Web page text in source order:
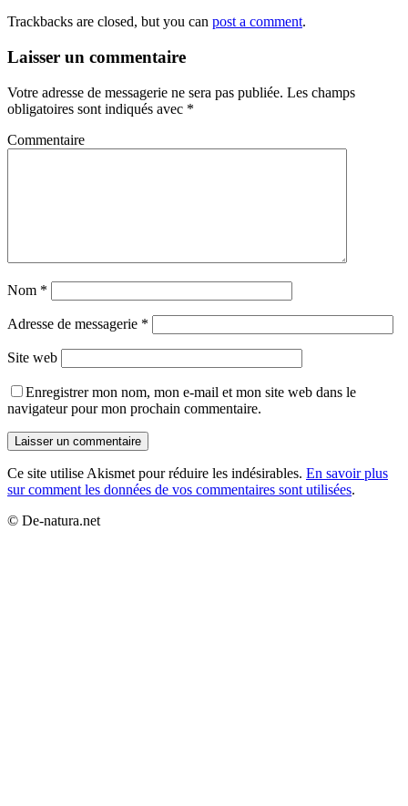
Trackbacks are closed, but you can post a comment.
Laisser un commentaire
Votre adresse de messagerie ne sera pas publiée. Les champs
obligatoires sont indiqués avec *
Commentaire
Nom *
Adresse de messagerie *
Site web
Enregistrer mon nom, mon e-mail et mon site web dans le
navigateur pour mon prochain commentaire.
Ce site utilise Akismet pour réduire les indésirables. En savoir plus
sur comment les données de vos commentaires sont utilisées.
© De-natura.net